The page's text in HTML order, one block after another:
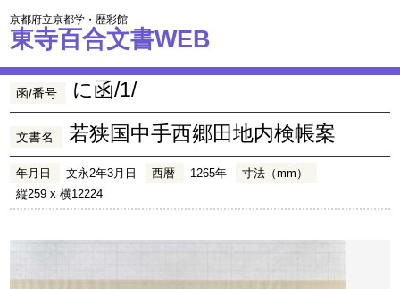
京都府立京都学・歴彩館
東寺百合文書WEB
函/番号 に函/1/
文書名 若狭国中手西郷田地内検帳案
年月日 文永2年3月日 西暦 1265年
寸法（mm）
縦259 x 横12224